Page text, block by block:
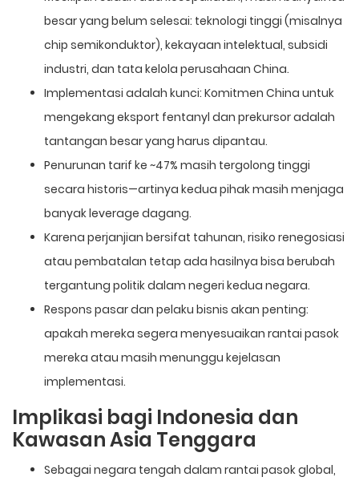
besar yang belum selesai: teknologi tinggi (misalnya
chip semikonduktor), kekayaan intelektual, subsidi
industri, dan tata kelola perusahaan China.
Implementasi adalah kunci: Komitmen China untuk
mengekang eksport fentanyl dan prekursor adalah
tantangan besar yang harus dipantau.
Penurunan tarif ke ~47% masih tergolong tinggi
secara historis—artinya kedua pihak masih menjaga
banyak leverage dagang.
Karena perjanjian bersifat tahunan, risiko renegosiasi
atau pembatalan tetap ada hasilnya bisa berubah
tergantung politik dalam negeri kedua negara.
Respons pasar dan pelaku bisnis akan penting:
apakah mereka segera menyesuaikan rantai pasok
mereka atau masih menunggu kejelasan
implementasi.
Implikasi bagi Indonesia dan
Kawasan Asia Tenggara
Sebagai negara tengah dalam rantai pasok global,